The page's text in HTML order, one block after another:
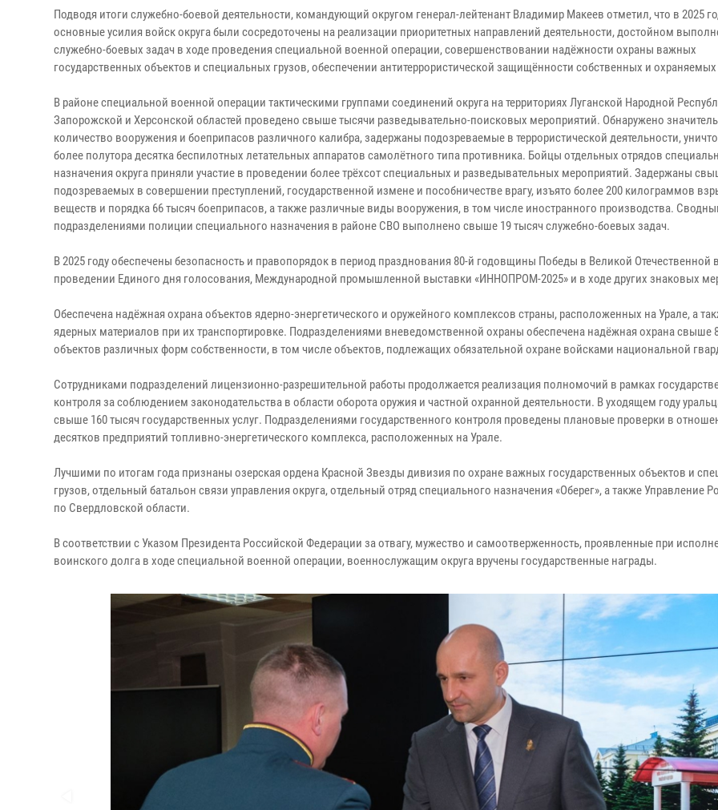
Подводя итоги служебно-боевой деятельности, командующий округом генерал-лейтенант Владимир Макеев отметил, что в 2025
основные усилия войск округа были сосредоточены на реализации приоритетных направлений деятельности, достойном
служебно-боевых задач в ходе проведения специальной военной операции, совершенствовании надёжности охраны важных
государственных объектов и специальных грузов, обеспечении антитеррористической защищённости собственных и
В районе специальной военной операции тактическими группами соединений округа на территориях Луганской Народной
Запорожской и Херсонской областей проведено свыше тысячи разведывательно-поисковых мероприятий. Обнаружено
количество вооружения и боеприпасов различного калибра, задержаны подозреваемые в террористической деятельности,
более полутора десятка беспилотных летательных аппаратов самолётного типа противника. Бойцы отдельных отрядов
назначения округа приняли участие в проведении более трёхсот специальных и разведывательных мероприятий. Задержаны
подозреваемых в совершении преступлений, государственной измене и пособничестве врагу, изъято более 200 килограммов
веществ и порядка 66 тысяч боеприпасов, а также различные виды вооружения, в том числе иностранного производства.
подразделениями полиции специального назначения в районе СВО выполнено свыше 19 тысяч служебно-боевых задач.
В 2025 году обеспечены безопасность и правопорядок в период празднования 80-й годовщины Победы в Великой Отечественной
проведении Единого дня голосования, Международной промышленной выставки «ИННОПРОМ-2025» и в ходе других знаковых
Обеспечена надёжная охрана объектов ядерно-энергетического и оружейного комплексов страны, расположенных на Урале, а
ядерных материалов при их транспортировке. Подразделениями вневедомственной охраны обеспечена надёжная охрана свыше
объектов различных форм собственности, в том числе объектов, подлежащих обязательной охране войсками национальной
Сотрудниками подразделений лицензионно-разрешительной работы продолжается реализация полномочий в рамках
контроля за соблюдением законодательства в области оборота оружия и частной охранной деятельности. В уходящем году
свыше 160 тысяч государственных услуг. Подразделениями государственного контроля проведены плановые проверки в
десятков предприятий топливно-энергетического комплекса, расположенных на Урале.
Лучшими по итогам года признаны озерская ордена Красной Звезды дивизия по охране важных государственных объектов и
грузов, отдельный батальон связи управления округа, отдельный отряд специального назначения «Оберег», а также Управление
по Свердловской области.
В соответствии с Указом Президента Российской Федерации за отвагу, мужество и самоотверженность, проявленные при
воинского долга в ходе специальной военной операции, военнослужащим округа вручены государственные награды.